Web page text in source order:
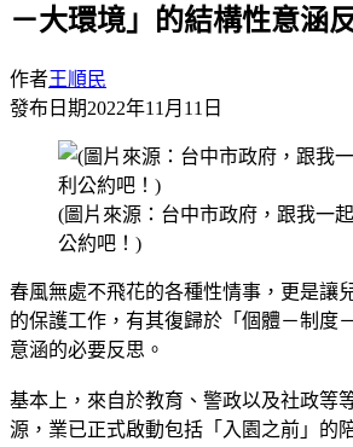
－大環境」的結構性意涵
作者王順民
發布日期2022年11月11日
(圖片來源：台中市政府，跟我一
公約吧！)
春風無處不飛花的各種性情事，更是讓
的保護工作，有其復歸於「個體－制度
意涵的必要反思。
基本上，來自於教育、警政以及社政等
源，業已正式啟動包括「入園之前」的